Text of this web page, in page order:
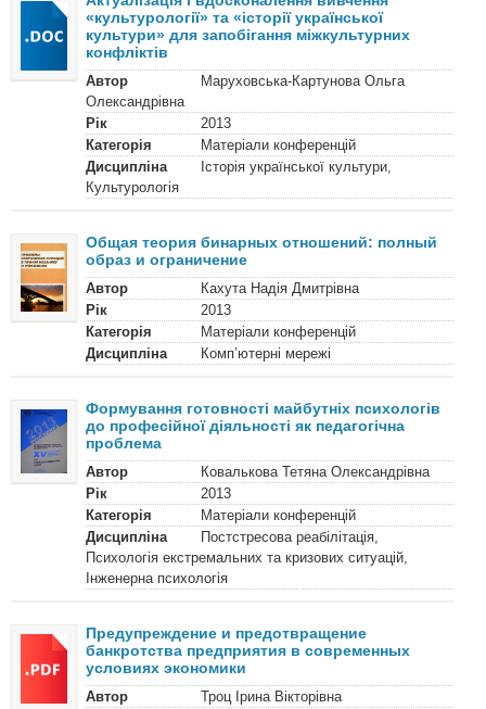
«культурології» та «історії української
культури» для запобігання міжкультурних
конфліктів
Автор
Маруховська-Картунова Ольга
Олександрівна
Рік
2013
Категорія
Матеріали конференцій
Дисципліна
Історія української культури,
Культурологія
Общая теория бинарных отношений: полный
образ и ограничение
Автор
Кахута Надія Дмитрівна
Рік
2013
Категорія
Матеріали конференцій
Дисципліна
Комп’ютерні мережі
Формування готовності майбутніх психологів
до професійної діяльності як педагогічна
проблема
Автор
Ковалькова Тетяна Олександрівна
Рік
2013
Категорія
Матеріали конференцій
Дисципліна
Постстресова реабілітація,
Психологія екстремальних та кризових ситуацій,
Інженерна психологія
Предупреждение и предотвращение
банкротства предприятия в современных
условиях экономики
Автор
Троц Ірина Вікторівна